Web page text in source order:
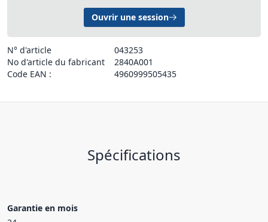
Ouvrir une session
N° d'article
043253
No d'article du fabricant
2840A001
Code EAN :
4960999505435
Spécifications
Garantie en mois